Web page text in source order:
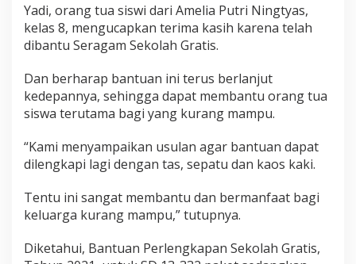
Yadi, orang tua siswi dari Amelia Putri Ningtyas,
kelas 8, mengucapkan terima kasih karena telah
dibantu Seragam Sekolah Gratis.
Dan berharap bantuan ini terus berlanjut
kedepannya, sehingga dapat membantu orang tua
siswa terutama bagi yang kurang mampu.
“Kami menyampaikan usulan agar bantuan dapat
dilengkapi lagi dengan tas, sepatu dan kaos kaki.
Tentu ini sangat membantu dan bermanfaat bagi
keluarga kurang mampu,” tutupnya.
Diketahui, Bantuan Perlengkapan Sekolah Gratis,